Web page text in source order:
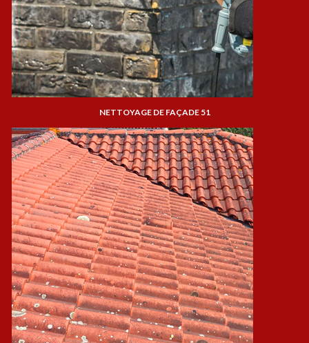
NETTOYAGE DE FAÇADE 51